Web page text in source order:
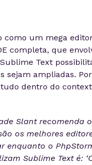
como um mega
completa, que
Text
sejam ampliadas.
dentro do
Slant recomenda o
os melhores
enquanto o
Sublime Text é: